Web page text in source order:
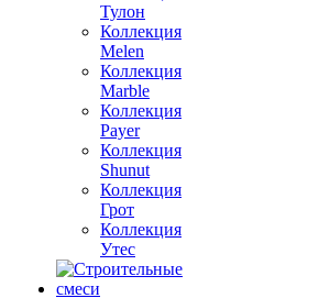
Тулон
Коллекция
Melen
Коллекция
Marble
Коллекция
Payer
Коллекция
Shunut
Коллекция
Грот
Коллекция
Утес